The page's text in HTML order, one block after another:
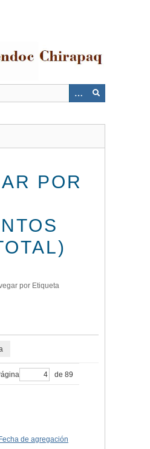
POR
por Etiqueta
de 89
Fecha de agregación